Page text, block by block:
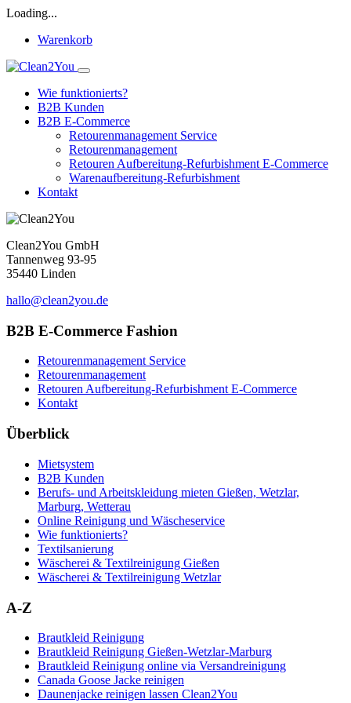
Loading...
Warenkorb
Wie funktionierts?
B2B Kunden
B2B E-Commerce
Retourenmanagement Service
Retourenmanagement
Retouren Aufbereitung-Refurbishment E-Commerce
Warenaufbereitung-Refurbishment
Kontakt
Clean2You GmbH
Tannenweg 93-95
35440 Linden
hallo@clean2you.de
B2B E-Commerce Fashion
Retourenmanagement Service
Retourenmanagement
Retouren Aufbereitung-Refurbishment E-Commerce
Kontakt
Überblick
Mietsystem
B2B Kunden
Berufs- und Arbeitskleidung mieten Gießen, Wetzlar,
Marburg, Wetterau
Online Reinigung und Wäscheservice
Wie funktionierts?
Textilsanierung
Wäscherei & Textilreinigung Gießen
Wäscherei & Textilreinigung Wetzlar
A-Z
Brautkleid Reinigung
Brautkleid Reinigung Gießen-Wetzlar-Marburg
Brautkleid Reinigung online via Versandreinigung
Canada Goose Jacke reinigen
Daunenjacke reinigen lassen Clean2You